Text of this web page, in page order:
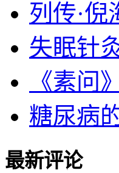
列传·倪
失眠针
《素问
糖尿病
最新评论